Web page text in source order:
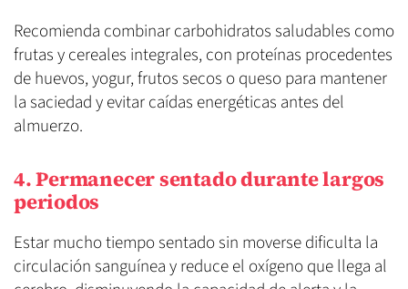
Recomienda combinar carbohidratos saludables como
frutas y cereales integrales, con proteínas procedentes
de huevos, yogur, frutos secos o queso para mantener
la saciedad y evitar caídas energéticas antes del
almuerzo.
4. Permanecer sentado durante largos
periodos
Estar mucho tiempo sentado sin moverse dificulta la
circulación sanguínea y reduce el oxígeno que llega al